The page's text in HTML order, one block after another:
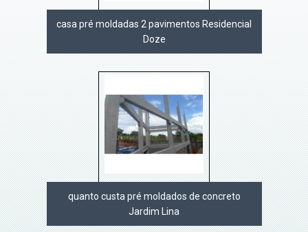
casa pré moldadas 2 pavimentos Residencial
Doze
quanto custa pré moldados de concreto
Jardim Lina